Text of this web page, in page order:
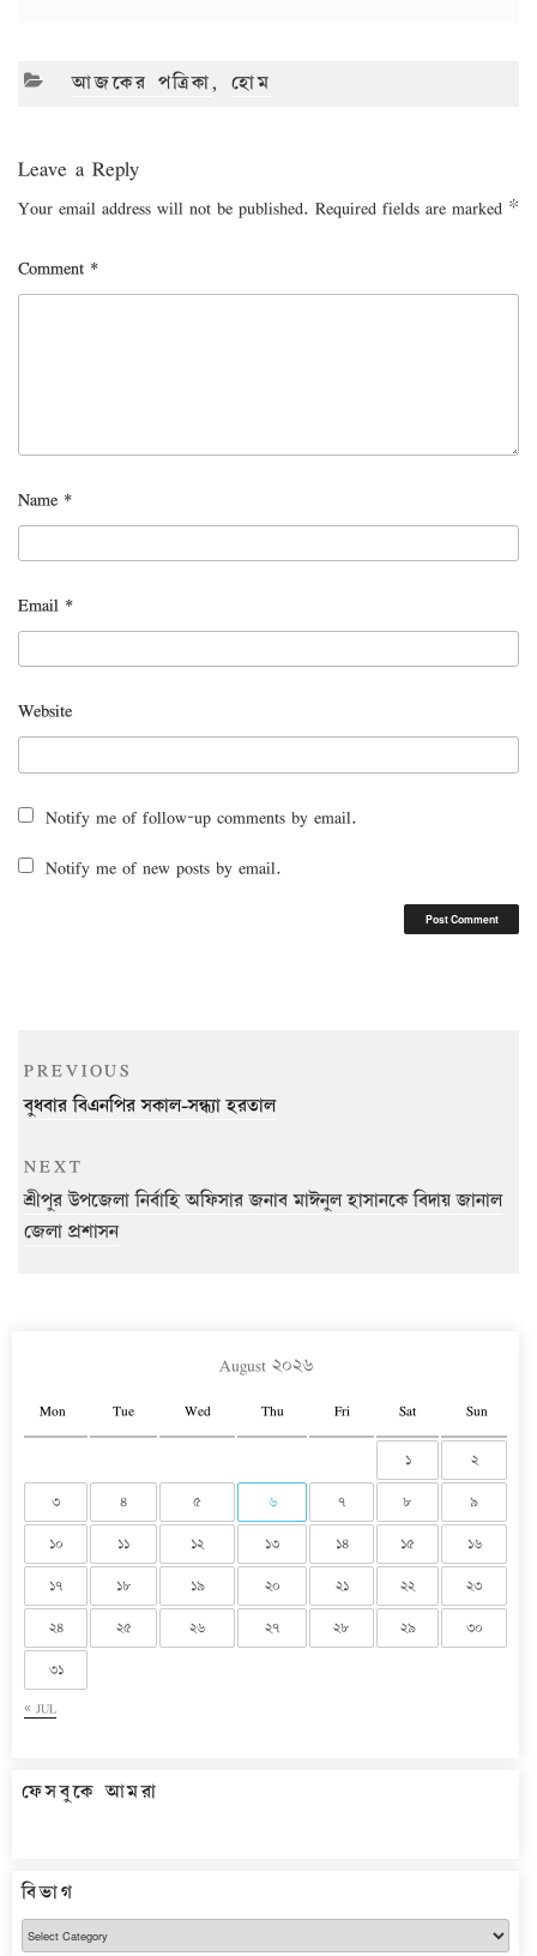
CATEGORIES
আজকের পত্রিকা,হোম
Leave a Reply
Your email address will not be published. Required fields are marked *
Comment *
Name *
Email *
Website
Notify me of follow-up comments by email.
Notify me of new posts by email.
Post
navigation
Previous
Post
PREVIOUS
বুধবার বিএনপির সকাল-সন্ধ্যা হরতাল
Next
Post
NEXT
শ্রীপুর উপজেলা নির্বাহি অফিসার জনাব মাঈনুল হাসানকে বিদায় জানাল
জেলা প্রশাসন
August ২০২৬
Mon Tue Wed Thu Fri Sat Sun
« JUL
১ ২
৩ ৪ ৫ ৬ ৭ ৮ ৯
১০ ১১ ১২ ১৩ ১৪ ১৫ ১৬
১৭ ১৮ ১৯ ২০ ২১ ২২ ২৩
২৪ ২৫ ২৬ ২৭ ২৮ ২৯ ৩০
৩১
ফেসবুকে আমরা
বিভাগ
বিভাগ